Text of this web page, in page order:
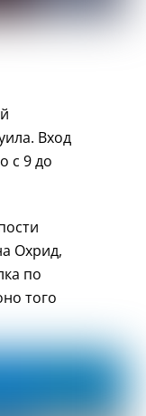
Вход
с 9 до
Охрид,
по
того